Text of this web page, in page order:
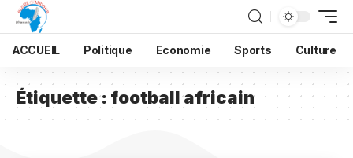
ACCUEIL Politique Economie Sports Culture
Étiquette : football africain